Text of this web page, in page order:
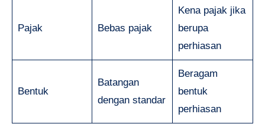
Pajak Bebas pajak
Kena pajak jika
berupa
perhiasan
Bentuk
Batangan
dengan standar
Beragam
bentuk
perhiasan